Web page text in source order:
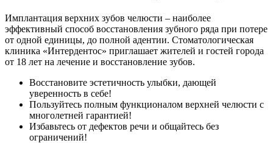
Имплантация верхних зубов челюсти – наиболее
эффективный способ восстановления зубного ряда при потере
от одной единицы, до полной адентии. Стоматологическая
клиника «Интердентос» приглашает жителей и гостей города
от 18 лет на лечение и восстановление зубов.
Восстановите эстетичность улыбки, дающей
уверенность в себе!
Пользуйтесь полным функционалом верхней челюсти с
многолетней гарантией!
Избавьтесь от дефектов речи и общайтесь без
ограничений!